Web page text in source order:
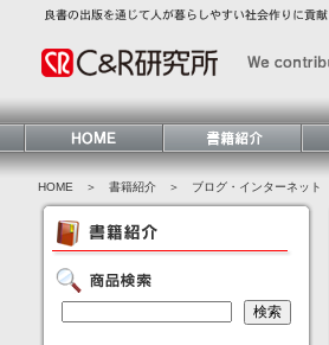
HOME ＞ 書籍紹介 ＞ ブログ・インターネット